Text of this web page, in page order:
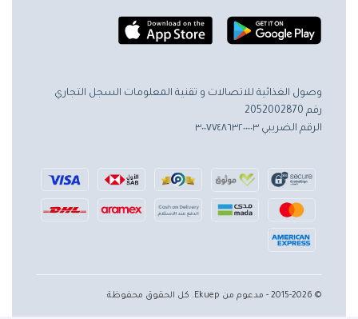
وصول الغذائية للاتصالات و تقنية المعلومات السجل التجاري
رقم 2052002870
الرقم الضريبي ٣٠٠٧٧٤٨٦٣٢٠٠٠٠٣
© 2015-2026 - مدعوم من Ekuep. كل الحقوق محفوظة